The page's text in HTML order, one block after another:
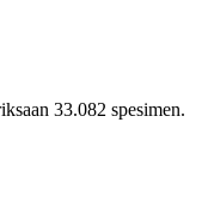
33.082 spesimen.